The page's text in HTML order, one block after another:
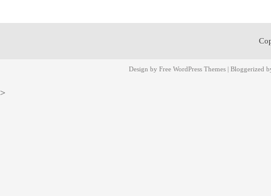
Design by Free WordPress Themes | Bloggerized
>